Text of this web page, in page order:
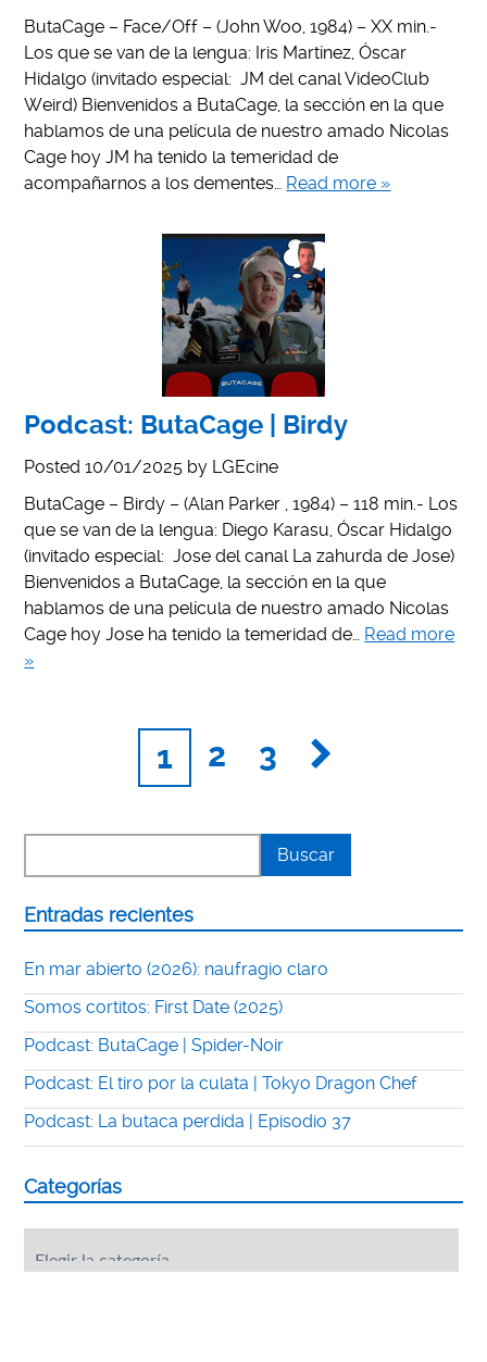
ButaCage – Face/Off – (John Woo, 1984) – XX min.-
Los que se van de la lengua: Iris Martínez, Óscar
Hidalgo (invitado especial: JM del canal VideoClub
Weird) Bienvenidos a ButaCage, la sección en la que
hablamos de una película de nuestro amado Nicolas
Cage hoy JM ha tenido la temeridad de
acompañarnos a los dementes… Read more »
Podcast: ButaCage | Birdy
Posted10/01/2025 by LGEcine
ButaCage – Birdy – (Alan Parker , 1984) – 118 min.- Los
que se van de la lengua: Diego Karasu, Óscar Hidalgo
(invitado especial: Jose del canal La zahurda de Jose)
Bienvenidos a ButaCage, la sección en la que
hablamos de una película de nuestro amado Nicolas
Cage hoy Jose ha tenido la temeridad de… Read more
»
1 2 3
Entradas recientes
En mar abierto (2026): naufragio claro
Somos cortitos: First Date (2025)
Podcast: ButaCage | Spider-Noir
Podcast: El tiro por la culata | Tokyo Dragon Chef
Podcast: La butaca perdida | Episodio 37
Categorías